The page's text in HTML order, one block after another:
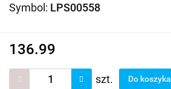
Symbol: LPS00558
136.99
szt. Do koszyka